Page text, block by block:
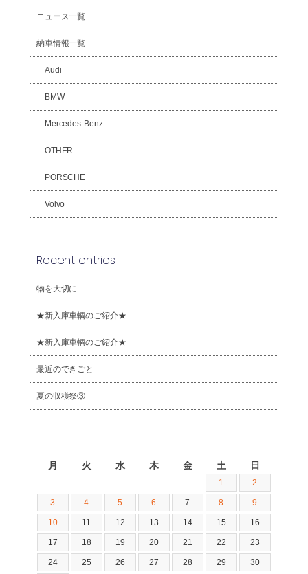
ニュース一覧
納車情報一覧
Audi
BMW
Mercedes-Benz
OTHER
PORSCHE
Volvo
Recent entries
物を大切に
★新入庫車輌のご紹介★
★新入庫車輌のご紹介★
最近のできごと
夏の収穫祭③
月 火 水 木 金 土 日
1 2
3 4 5 6 7 8 9
10 11 12 13 14 15 16
17 18 19 20 21 22 23
24 25 26 27 28 29 30